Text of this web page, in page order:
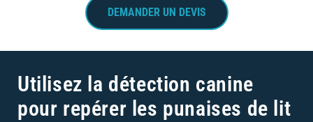
DEMANDER UN DEVIS
Utilisez la détection canine
pour repérer les punaises de lit